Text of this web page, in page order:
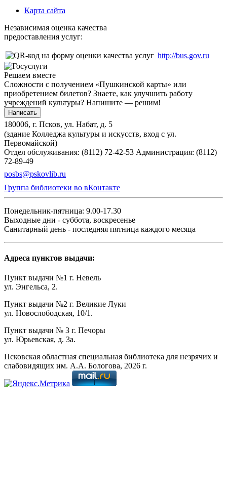
Карта сайта
Независимая оценка качества
предоставления услуг:
http://bus.gov.ru
Решаем вместе
Сложности с получением «Пушкинской карты» или
приобретением билетов? Знаете, как улучшить работу
учреждений культуры? Напишите — решим!
Написать
180006, г. Псков, ул. Набат, д. 5
(здание Колледжа культуры и искусств, вход с ул.
Первомайской)
Отдел обслуживания: (8112) 72-42-53 Администрация: (8112)
72-89-49
posbs@pskovlib.ru
Группа библиотеки во вКонтакте
Понедельник-пятница: 9.00-17.30
Выходные дни - суббота, воскресенье
Санитарный день - последняя пятница каждого месяца
Адреса пунктов выдачи:
Пункт выдачи №1 г. Невель
ул. Энгельса, 2.
Пункт выдачи №2 г. Великие Луки
ул. Новослободская, 10/1.
Пункт выдачи № 3 г. Печоры
ул. Юрьевская, д. 3а.
Псковская областная специальная библиотека для незрячих и
слабовидящих им. А.А. Бологова, 2026 г.